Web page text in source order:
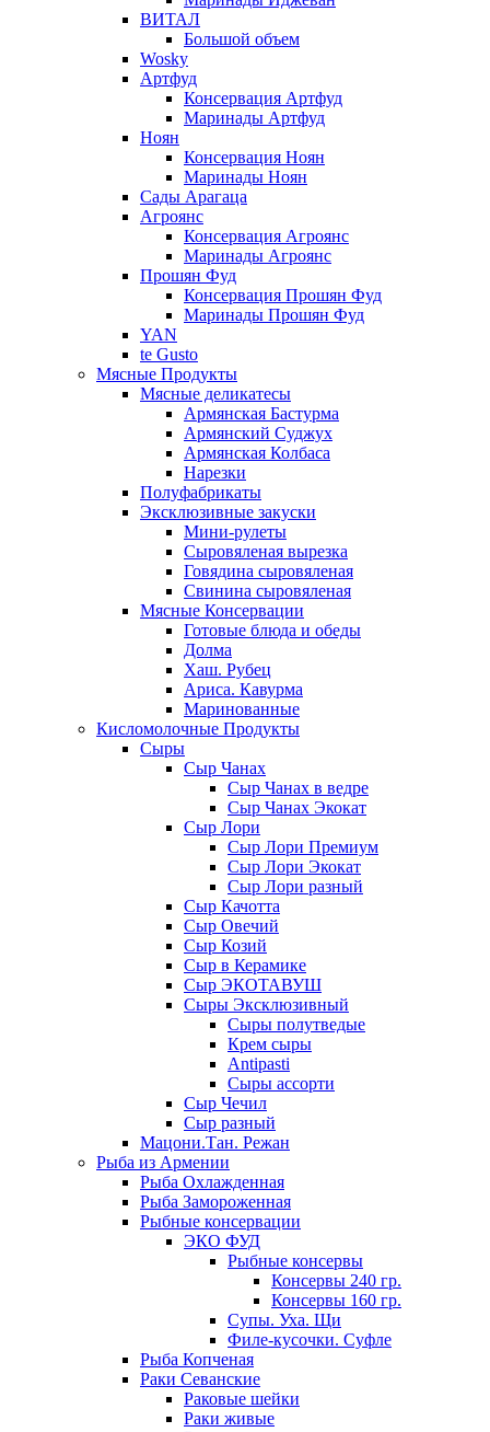
ВИТАЛ
Большой объем
Wosky
Артфуд
Консервация Артфуд
Маринады Артфуд
Ноян
Консервация Ноян
Маринады Ноян
Сады Арагаца
Агроянс
Консервация Агроянс
Маринады Агроянс
Прошян Фуд
Консервация Прошян Фуд
Маринады Прошян Фуд
YAN
te Gusto
Мясные Продукты
Мясные деликатесы
Армянская Бастурма
Армянский Суджух
Армянская Колбаса
Нарезки
Полуфабрикаты
Эксклюзивные закуски
Мини-рулеты
Сыровяленая вырезка
Говядина сыровяленая
Свинина сыровяленая
Мясные Консервации
Готовые блюда и обеды
Долма
Хаш. Рубец
Ариса. Кавурма
Маринованные
Кисломолочные Продукты
Сыры
Сыр Чанах
Сыр Чанах в ведре
Сыр Чанах Экокат
Сыр Лори
Сыр Лори Премиум
Сыр Лори Экокат
Сыр Лори разный
Сыр Качотта
Сыр Овечий
Сыр Козий
Сыр в Керамике
Сыр ЭКОТАВУШ
Сыры Эксклюзивный
Сыры полутведые
Крем сыры
Antipasti
Сыры ассорти
Сыр Чечил
Сыр разный
Мацони.Тан. Режан
Рыба из Армении
Рыба Охлажденная
Рыба Замороженная
Рыбные консервации
ЭКО ФУД
Рыбные консервы
Консервы 240 гр.
Консервы 160 гр.
Супы. Уха. Щи
Филе-кусочки. Суфле
Рыба Копченая
Раки Севанские
Раковые шейки
Раки живые